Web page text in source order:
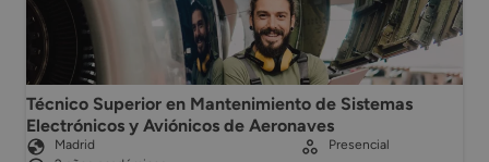
Técnico Superior en Mantenimiento de Sistemas
Electrónicos y Aviónicos de Aeronaves
Madrid
Presencial